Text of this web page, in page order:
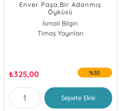
Enver Paşa;Bir Adanmış
Öyküsü
İsmail Bilgin
Timaş Yayınları
₺325,00 %35
Sepete Ekle